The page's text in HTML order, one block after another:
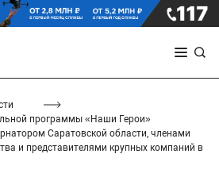
программы «Наши Герои»
Саратовской области, членами
и представителями крупных компаний в